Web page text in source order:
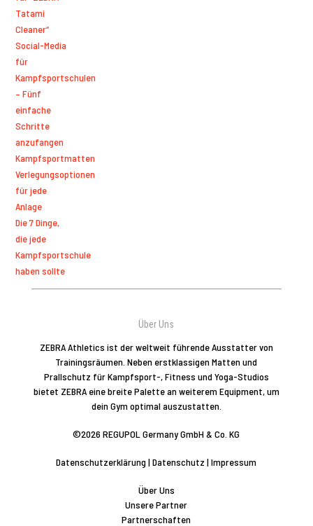
Tatami
Cleaner“
Social-Media
für
Kampfsportschulen
– Fünf
einfache
Schritte
anzufangen
Kampfsportmatten
Verlegungsoptionen
für jede
Anlage
Die 7 Dinge,
die jede
Kampfsportschule
haben sollte
Über Uns
ZEBRA Athletics ist der weltweit führende Ausstatter von
Trainingsräumen. Neben erstklassigen Matten und
Prallschutz für Kampfsport-, Fitness und Yoga-Studios
bietet ZEBRA eine breite Palette an weiterem Equipment, um
dein Gym optimal auszustatten.
©2026 REGUPOL Germany GmbH & Co. KG
Datenschutzerklärung |Datenschutz |Impressum
Über Uns
Unsere Partner
Partnerschaften